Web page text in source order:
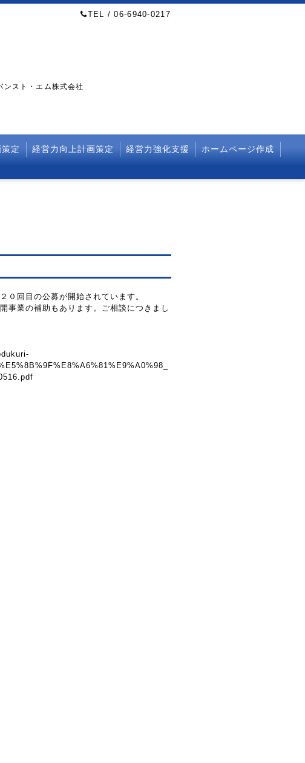
TEL / 06-6940-0217
スト・エム株式会社
定 経営力向上計画策定 経営力強化支援
ホームページ作成
０回目の公募が開始されています。
事業の補助もあります。ご相談につきまし